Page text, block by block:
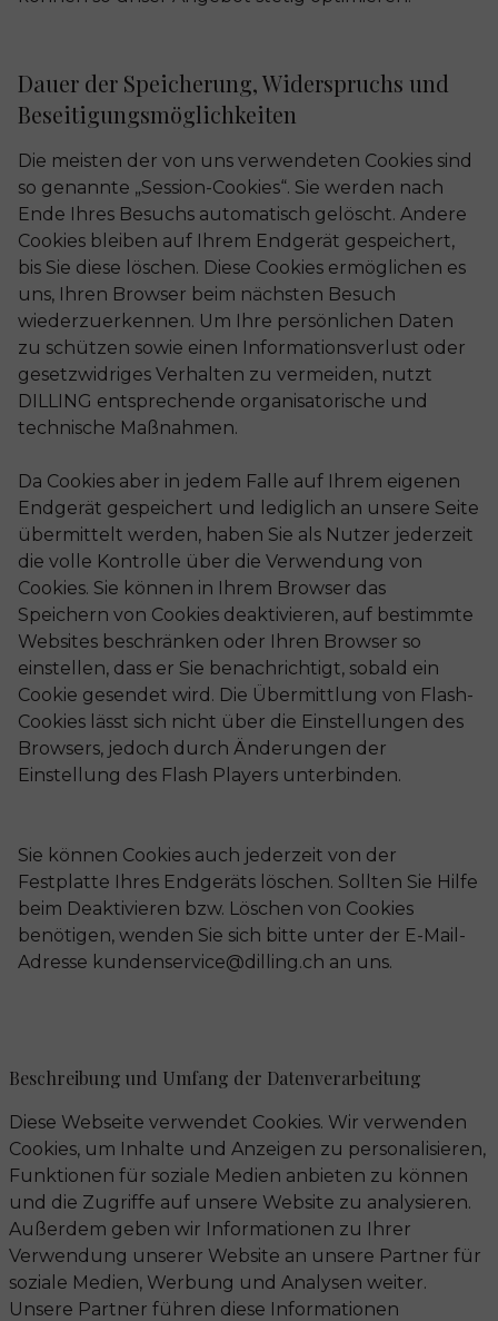
Dauer der Speicherung, Widerspruchs und
Beseitigungsmöglichkeiten
Die meisten der von uns verwendeten Cookies sind
so genannte „Session-Cookies“. Sie werden nach
Ende Ihres Besuchs automatisch gelöscht. Andere
Cookies bleiben auf Ihrem Endgerät gespeichert,
bis Sie diese löschen. Diese Cookies ermöglichen es
uns, Ihren Browser beim nächsten Besuch
wiederzuerkennen. Um Ihre persönlichen Daten
zu schützen sowie einen Informationsverlust oder
gesetzwidriges Verhalten zu vermeiden, nutzt
DILLING entsprechende organisatorische und
technische Maßnahmen.
Da Cookies aber in jedem Falle auf Ihrem eigenen
Endgerät gespeichert und lediglich an unsere Seite
übermittelt werden, haben Sie als Nutzer jederzeit
die volle Kontrolle über die Verwendung von
Cookies. Sie können in Ihrem Browser das
Speichern von Cookies deaktivieren, auf bestimmte
Websites beschränken oder Ihren Browser so
einstellen, dass er Sie benachrichtigt, sobald ein
Cookie gesendet wird. Die Übermittlung von Flash-
Cookies lässt sich nicht über die Einstellungen des
Browsers, jedoch durch Änderungen der
Einstellung des Flash Players unterbinden.
Sie können Cookies auch jederzeit von der
Festplatte Ihres Endgeräts löschen. Sollten Sie Hilfe
beim Deaktivieren bzw. Löschen von Cookies
benötigen, wenden Sie sich bitte unter der E-Mail-
Adresse kundenservice@dilling.ch an uns.
Beschreibung und Umfang der Datenverarbeitung
Diese Webseite verwendet Cookies. Wir verwenden
Cookies, um Inhalte und Anzeigen zu personalisieren,
Funktionen für soziale Medien anbieten zu können
und die Zugriffe auf unsere Website zu analysieren.
Außerdem geben wir Informationen zu Ihrer
Verwendung unserer Website an unsere Partner für
soziale Medien, Werbung und Analysen weiter.
Unsere Partner führen diese Informationen